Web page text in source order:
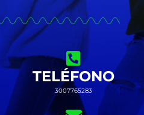
TELÉFONO
3007765283